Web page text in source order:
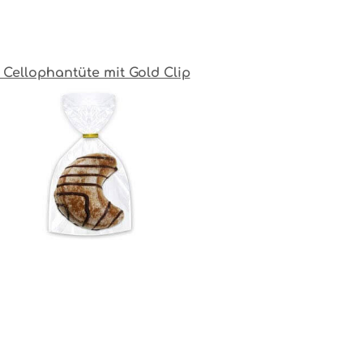
Cellophantüte mit Gold Clip